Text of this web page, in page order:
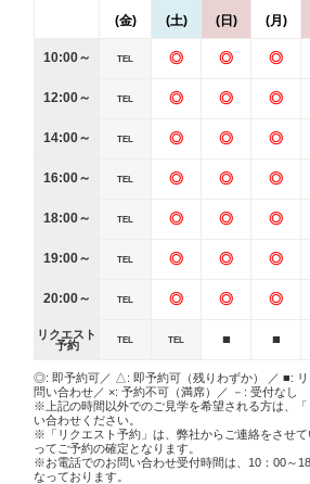
(金)
(土)
(日)
(月)
10:00～ TEL ◎ ◎ ◎
12:00～ TEL ◎ ◎ ◎
14:00～ TEL ◎ ◎ ◎
16:00～ TEL ◎ ◎ ◎
18:00～ TEL ◎ ◎ ◎
19:00～ TEL ◎ ◎ ◎
20:00～ TEL ◎ ◎ ◎
リクエスト
予約
TEL TEL ■ ■
◎: 即予約可／ △: 即予約可（残りわずか） ／ ■:
問い合わせ／ ×: 予約不可（満席）／ －: 受付なし
※上記の時間以外でのご見学を希望される方は、
い合わせください。
※「リクエスト予約」は、弊社からご連絡をさせ
ってご予約の確定となります。
※お電話でのお問い合わせ受付時間は、10：00～
なっております。